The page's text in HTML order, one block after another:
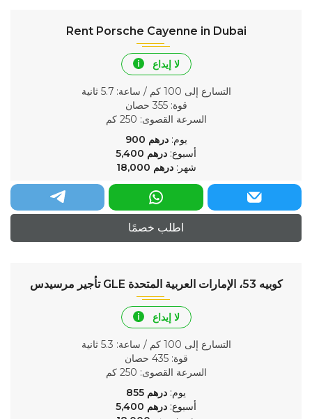
Rent Porsche Cayenne in Dubai
لا إيداع
التسارع إلى 100 كم / ساعة
: 5.7 ثانية
قوة: 355 حصان
السرعة القصوى: 250 كم
يوم: درهم
أسبوع: درهم
شهر: درهم
اطلب خصمًا
تأجير مرسيدس GLE كوبيه 53، الإمارات العربية المتحدة
لا إيداع
التسارع إلى 100 كم / ساعة
: 5.3 ثانية
قوة: 435 حصان
السرعة القصوى: 250 كم
يوم: درهم
أسبوع: درهم